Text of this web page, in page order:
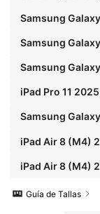
Samsung
Samsung Galaxy
Samsung
iPad Pro 11
Samsung
iPad Air 8 (M4)
iPad Air 8 (M4)
Guía de Tallas